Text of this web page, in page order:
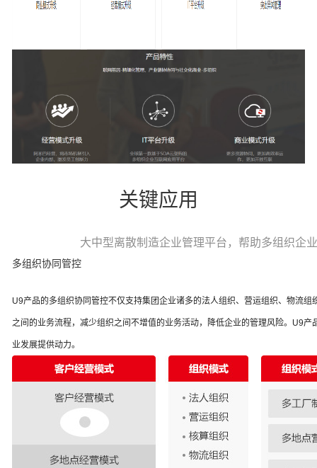
关键应用
大中型离散制造企业管理平台，帮助多组织企
多组织协同管控
U9产品的多组织协同管控不仅支持集团企业诸多的法人组织、营运组织、物流
之间的业务流程，减少组织之间不增值的业务活动，降低企业的管理风险。U9
业发展提供动力。